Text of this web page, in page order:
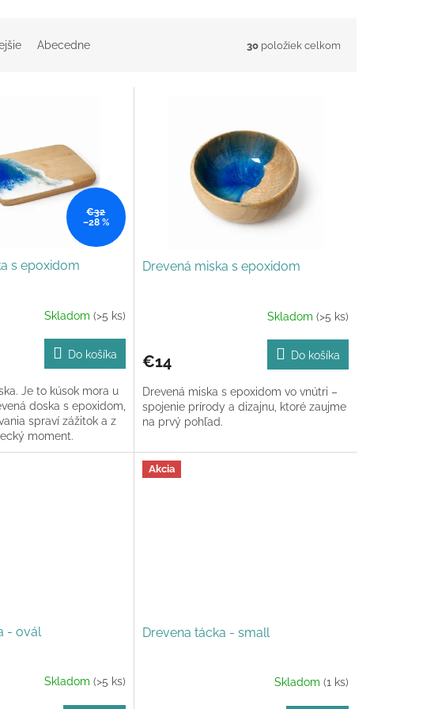
Abecedne 30 položiek celkom
€32
–28 %
s epoxidom
Skladom (>5 ks)
Do košíka
Je to kúsok mora u
doska s epoxidom,
spraví zážitok a z
moment.
Drevená miska s epoxidom
Skladom (>5 ks)
€14 Do košíka
Drevená miska s epoxidom vo vnútri –
spojenie prírody a dizajnu, ktoré zaujme
na prvý pohľad.
- ovál
Skladom (>5 ks)
Akcia
Drevena tácka - small
Skladom (1 ks)